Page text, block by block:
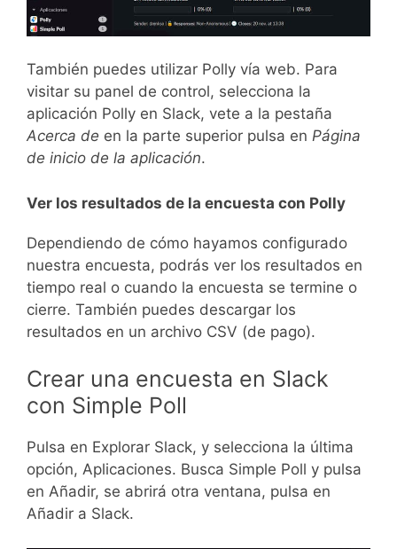
También puedes utilizar Polly vía web. Para
visitar su panel de control, selecciona la
aplicación Polly en Slack, vete a la pestaña
Acerca de en la parte superior pulsa en Página
de inicio de la aplicación.
Ver los resultados de la encuesta con Polly
Dependiendo de cómo hayamos configurado
nuestra encuesta, podrás ver los resultados en
tiempo real o cuando la encuesta se termine o
cierre. También puedes descargar los
resultados en un archivo CSV (de pago).
Crear una encuesta en Slack
con Simple Poll
Pulsa en Explorar Slack, y selecciona la última
opción, Aplicaciones. Busca Simple Poll y pulsa
en Añadir, se abrirá otra ventana, pulsa en
Añadir a Slack.